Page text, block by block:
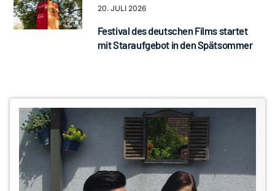
20. JULI 2026
Festival des deutschen Films startet
mit Staraufgebot in den Spätsommer